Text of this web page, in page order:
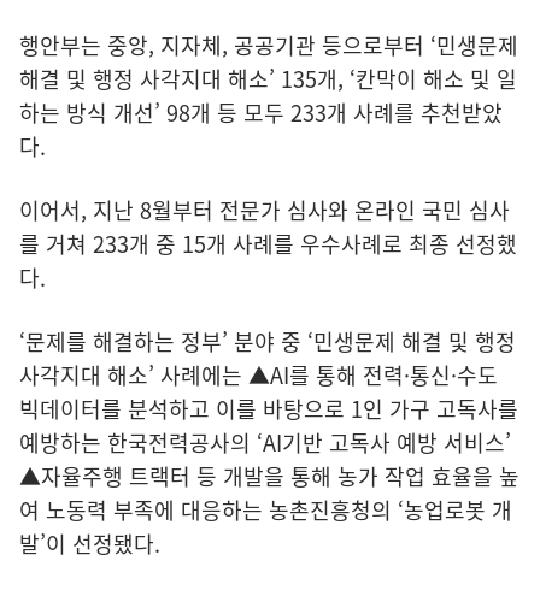
행안부는 중앙, 지자체, 공공기관 등으로부터 ‘민생문제
해결 및 행정 사각지대 해소’ 135개, ‘칸막이 해소 및 일
하는 방식 개선’ 98개 등 모두 233개 사례를 추천받았
다.
이어서, 지난 8월부터 전문가 심사와 온라인 국민 심사
를 거쳐 233개 중 15개 사례를 우수사례로 최종 선정했
다.
‘문제를 해결하는 정부’ 분야 중 ‘민생문제 해결 및 행정
사각지대 해소’ 사례에는 ▲AI를 통해 전력·통신·수도
빅데이터를 분석하고 이를 바탕으로 1인 가구 고독사를
예방하는 한국전력공사의 ‘AI기반 고독사 예방 서비스’
▲자율주행 트랙터 등 개발을 통해 농가 작업 효율을 높
여 노동력 부족에 대응하는 농촌진흥청의 ‘농업로봇 개
발’이 선정됐다.